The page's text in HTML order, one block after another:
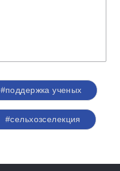
#поддержка ученых
#сельхозселекция